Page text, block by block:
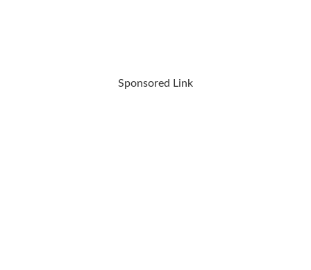
Sponsored Link